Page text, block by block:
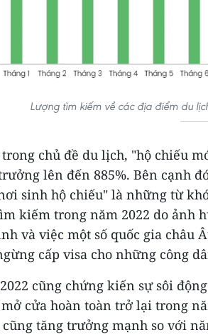
Lượng tìm kiếm về các địa điểm du
trong chủ đề du lịch, "hộ chiếu
lên đến 885%. Bên cạnh
sinh hộ chiếu" là những từ
kiếm trong năm 2022 do ảnh
và việc một số quốc gia châu
cấp visa cho những công
cũng chứng kiến sự sôi
cửa hoàn toàn trở lại trong
tăng trưởng mạnh so với